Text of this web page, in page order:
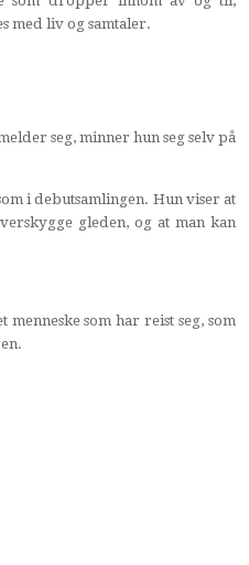
med liv og samtaler.
seg, minner hun seg selv på
i debutsamlingen. Hun viser at
gleden, og at man kan
som har reist seg, som